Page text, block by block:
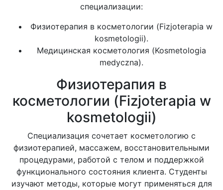
специализации:
Физиотерапия в косметологии (Fizjoterapia w
kosmetologii).
Медицинская косметология (Kosmetologia
medyczna).
Физиотерапия в
косметологии (Fizjoterapia w
kosmetologii)
Специализация сочетает косметологию с
физиотерапией, массажем, восстановительными
процедурами, работой с телом и поддержкой
функционального состояния клиента. Студенты
изучают методы, которые могут применяться для